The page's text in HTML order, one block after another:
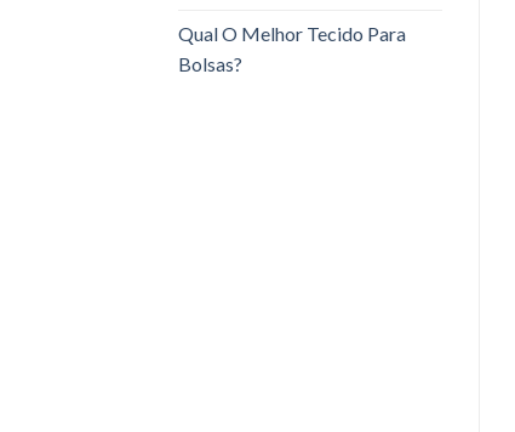
Qual O Melhor Tecido Para
Bolsas?